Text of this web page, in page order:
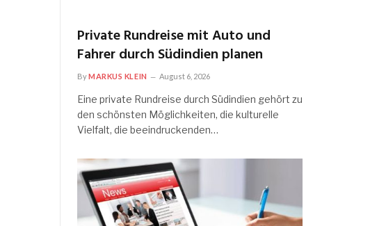
Private Rundreise mit Auto und
Fahrer durch Südindien planen
ByMARKUS KLEIN August 6, 2026
Eine private Rundreise durch Südindien gehört zu
den schönsten Möglichkeiten, die kulturelle
Vielfalt, die beeindruckenden…